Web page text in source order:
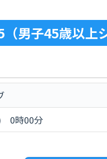
男子45歳以上
0時00分